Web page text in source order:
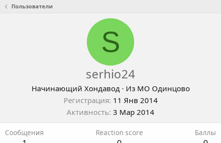
Пользователи
S
serhio24
Начинающий Хондавод · Из МО Одинцово
Регистрация 11 Янв 2014
Активность 3 Мар 2014
Сообщения Reaction score Баллы